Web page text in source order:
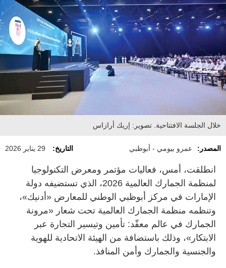
خلال الجلسة الافتتاحية. تصوير: إريك أرازاس
المصدر: عمرو بيومي - أبوظبي التاريخ: 29 يناير 2026
انطلقت، أمس، فعاليات مؤتمر ومعرض التكنولوجيا
لمنظمة الجمارك العالمية 2026، الذي تستضيفه دولة
الإمارات في مركز أبوظبي الوطني للمعارض «أدنيك»،
وتنظمه منظمة الجمارك العالمية تحت شعار «مرونة
الجمارك في عالم معقّد: تأمين وتيسير التجارة عبر
الابتكار»، وذلك باستضافة من الهيئة الاتحادية للهوية
والجنسية والجمارك وأمن المنافذ.